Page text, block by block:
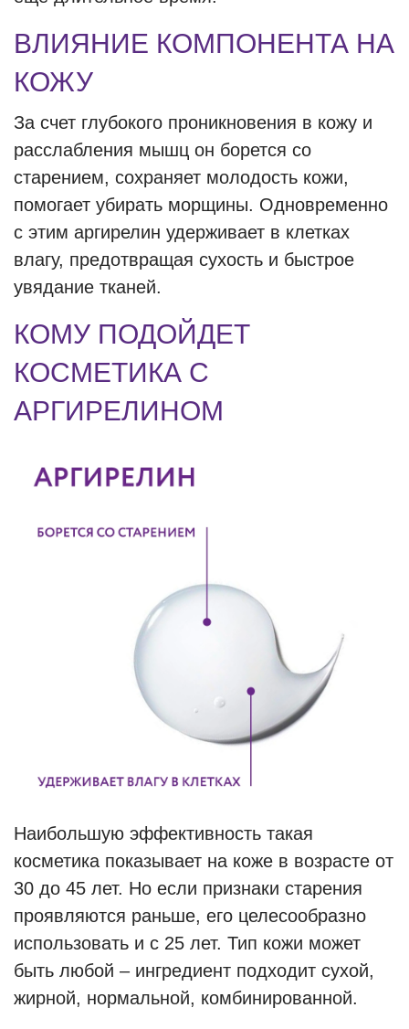
ВЛИЯНИЕ КОМПОНЕНТА НА
КОЖУ
За счет глубокого проникновения в кожу и
расслабления мышц он борется со
старением, сохраняет молодость кожи,
помогает убирать морщины. Одновременно
с этим аргирелин удерживает в клетках
влагу, предотвращая сухость и быстрое
увядание тканей.
КОМУ ПОДОЙДЕТ
КОСМЕТИКА С
АРГИРЕЛИНОМ
Наибольшую эффективность такая
косметика показывает на коже в возрасте от
30 до 45 лет. Но если признаки старения
проявляются раньше, его целесообразно
использовать и с 25 лет. Тип кожи может
быть любой – ингредиент подходит сухой,
жирной, нормальной, комбинированной.